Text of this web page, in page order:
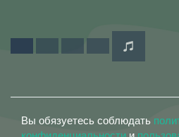
Вы обязуетесь соблюдать